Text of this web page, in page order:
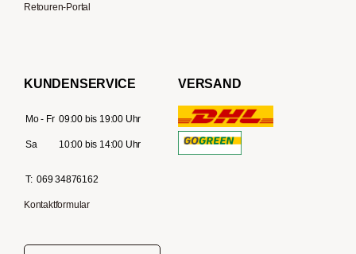
Retouren-Portal
KUNDENSERVICE
Mo - Fr 09:00 bis 19:00 Uhr
Sa 10:00 bis 14:00 Uhr
T: 069 34876162
Kontaktformular
VERSAND